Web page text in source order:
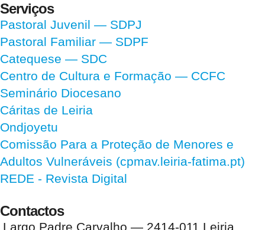
Serviços
Pastoral Juvenil — SDPJ
Pastoral Familiar — SDPF
Catequese — SDC
Centro de Cultura e Formação — CCFC
Seminário Diocesano
Cáritas de Leiria
Ondjoyetu
Comissão Para a Proteção de Menores e
Adultos Vulneráveis (cpmav.leiria-fatima.pt)
REDE - Revista Digital
Contactos
Largo Padre Carvalho — 2414-011 Leiria